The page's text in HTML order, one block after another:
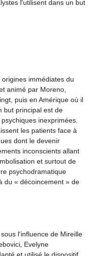
l'utilisent dans un but
origines immédiates du
animé par Moreno,
puis en Amérique où il
but principal est de
inexprimées.
les patients face à
dont le devenir
inconscients allant
et surtout de
psychodramatique
du « décoincement » de
l'influence de Mireille
Evelyne